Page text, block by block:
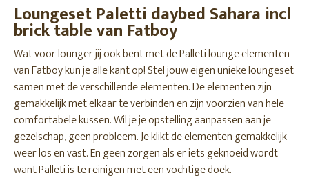
Loungeset Paletti daybed Sahara incl
brick table van Fatboy
Wat voor lounger jij ook bent met de Palleti lounge elementen
van Fatboy kun je alle kant op! Stel jouw eigen unieke loungeset
samen met de verschillende elementen. De elementen zijn
gemakkelijk met elkaar te verbinden en zijn voorzien van hele
comfortabele kussen. Wil je je opstelling aanpassen aan je
gezelschap, geen probleem. Je klikt de elementen gemakkelijk
weer los en vast. En geen zorgen als er iets geknoeid wordt
want Palleti is te reinigen met een vochtige doek.